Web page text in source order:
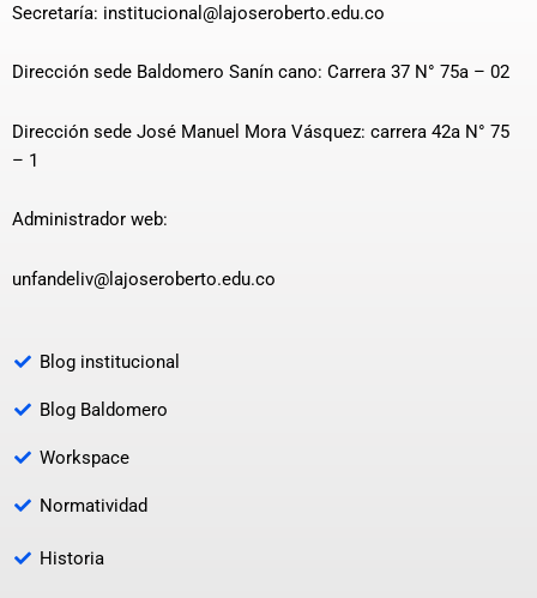
Secretaría: institucional@lajoseroberto.edu.co
Dirección sede Baldomero Sanín cano: Carrera 37 N° 75a – 02
Dirección sede José Manuel Mora Vásquez: carrera 42a N° 75
– 1
Administrador web:
unfandeliv@lajoseroberto.edu.co
Blog institucional
Blog Baldomero
Workspace
Normatividad
Historia